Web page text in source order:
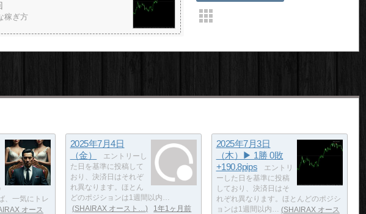
稼ぎ方
、一気にトレ
オース
2025年7月4日
（金）
エントリーし
た日を基準に投稿して
おり、決済日はそれぞ
れ異なります。ほとん
どのポジションは1週間以内…
SHAIRAX オースト…
1年1ヶ月前
2025年7月3日
（木）▶ 1勝 0敗
+190.8pips
エントリ
ーした日を基準に投稿
しており、決済日はそ
れぞれ異なります。ほとんどのポジシ
ョンは1週間以内…
SHAIRAX オース